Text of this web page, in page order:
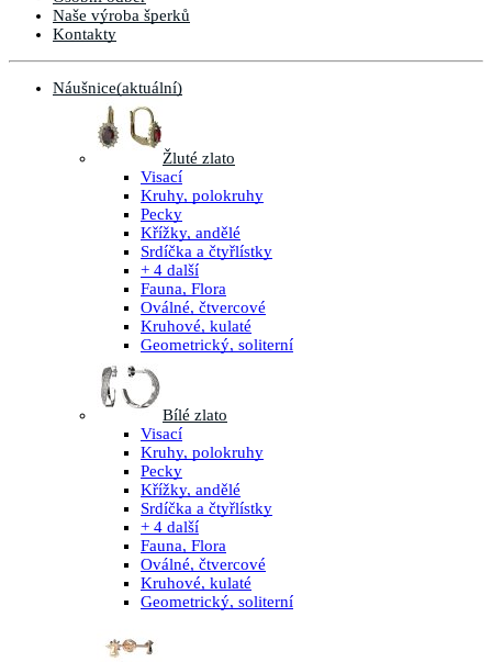
Naše výroba šperků
Kontakty
Náušnice(aktuální)
Žluté zlato
Visací
Kruhy, polokruhy
Pecky
Křížky, andělé
Srdíčka a čtyřlístky
+ 4 další
Fauna, Flora
Oválné, čtvercové
Kruhové, kulaté
Geometrický, soliterní
Bílé zlato
Visací
Kruhy, polokruhy
Pecky
Křížky, andělé
Srdíčka a čtyřlístky
+ 4 další
Fauna, Flora
Oválné, čtvercové
Kruhové, kulaté
Geometrický, soliterní